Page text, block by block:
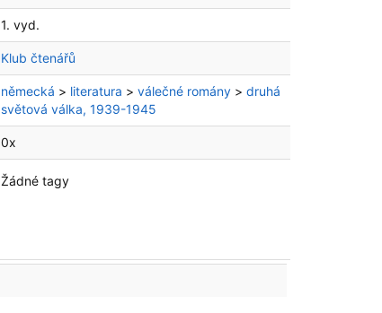
1. vyd.
Klub čtenářů
německá > literatura > válečné romány > druhá
světová válka, 1939-1945
0x
Žádné tagy